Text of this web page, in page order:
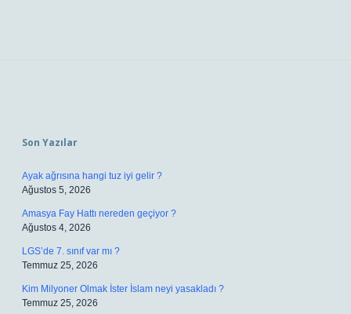
Son Yazılar
Ayak ağrısına hangi tuz iyi gelir ?
Ağustos 5, 2026
Amasya Fay Hattı nereden geçiyor ?
Ağustos 4, 2026
LGS’de 7. sınıf var mı ?
Temmuz 25, 2026
Kim Milyoner Olmak İster İslam neyi yasakladı ?
Temmuz 25, 2026